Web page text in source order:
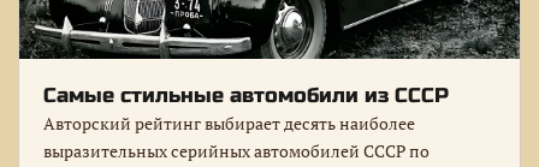
Самые стильные автомобили из СССР
Авторский рейтинг выбирает десять наиболее
выразительных серийных автомобилей СССР по